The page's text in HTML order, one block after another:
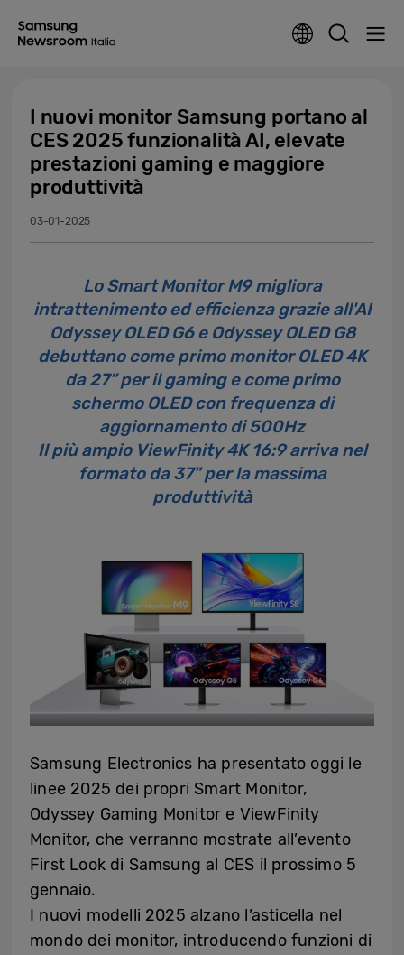
I nuovi monitor Samsung portano al
CES 2025 funzionalità AI, elevate
prestazioni gaming e maggiore
produttività
03-01-2025
Lo Smart Monitor M9 migliora
intrattenimento ed efficienza grazie all'AI
Odyssey OLED G6 e Odyssey OLED G8
debuttano come primo monitor OLED 4K
da 27” per il gaming e come primo
schermo OLED con frequenza di
aggiornamento di 500Hz
Il più ampio ViewFinity 4K 16:9 arriva nel
formato da 37” per la massima
produttività
Samsung Electronics ha presentato oggi le
linee 2025 dei propri Smart Monitor,
Odyssey Gaming Monitor e ViewFinity
Monitor, che verranno mostrate all’evento
First Look di Samsung al CES il prossimo 5
gennaio.
I nuovi modelli 2025 alzano l’asticella nel
mondo dei monitor, introducendo funzioni di